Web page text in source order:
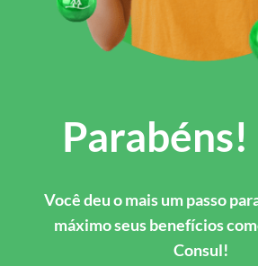
Parabéns!
Você deu o mais um passo
máximo seus benefícios
Consul!